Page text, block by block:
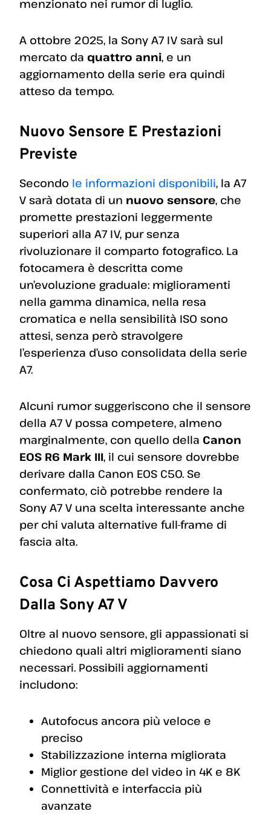
menzionato nei rumor di luglio.
A ottobre 2025, la Sony A7 IV sarà sul
mercato da quattro anni, e un
aggiornamento della serie era quindi
atteso da tempo.
Nuovo Sensore E Prestazioni
Previste
Secondo le informazioni disponibili, la A7
V sarà dotata di un nuovo sensore, che
promette prestazioni leggermente
superiori alla A7 IV, pur senza
rivoluzionare il comparto fotografico. La
fotocamera è descritta come
un’evoluzione graduale: miglioramenti
nella gamma dinamica, nella resa
cromatica e nella sensibilità ISO sono
attesi, senza però stravolgere
l’esperienza d’uso consolidata della serie
A7.
Alcuni rumor suggeriscono che il sensore
della A7 V possa competere, almeno
marginalmente, con quello della Canon
EOS R6 Mark III, il cui sensore dovrebbe
derivare dalla Canon EOS C50. Se
confermato, ciò potrebbe rendere la
Sony A7 V una scelta interessante anche
per chi valuta alternative full-frame di
fascia alta.
Cosa Ci Aspettiamo Davvero
Dalla Sony A7 V
Oltre al nuovo sensore, gli appassionati si
chiedono quali altri miglioramenti siano
necessari. Possibili aggiornamenti
includono:
Autofocus ancora più veloce e
preciso
Stabilizzazione interna migliorata
Miglior gestione del video in 4K e 8K
Connettività e interfaccia più
avanzate